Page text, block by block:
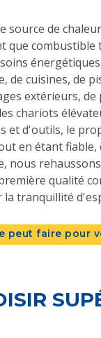
source de
que combustible
de cuisines, de
extérieurs, de
chariots
et d'outils, le
en étant
nous
qualité
la tranquillité
peut faire pour